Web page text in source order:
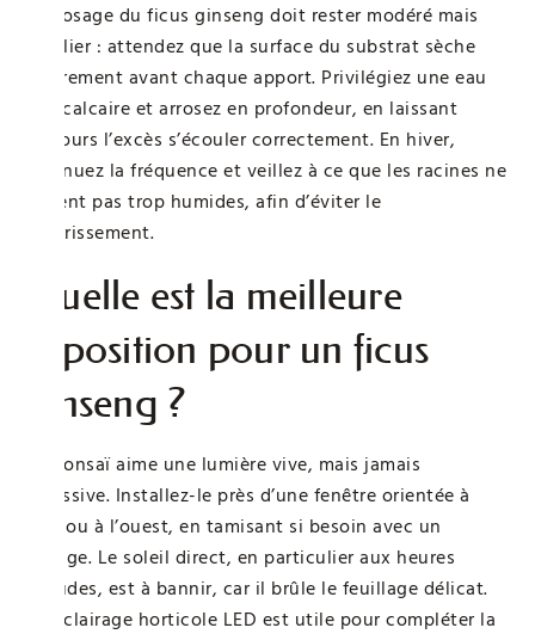
L’arrosage du ficus ginseng doit rester modéré mais
régulier : attendez que la surface du substrat sèche
légèrement avant chaque apport. Privilégiez une eau
peu calcaire et arrosez en profondeur, en laissant
toujours l’excès s’écouler correctement. En hiver,
diminuez la fréquence et veillez à ce que les racines ne
restent pas trop humides, afin d’éviter le
pourrissement.
Quelle est la meilleure
exposition pour un ficus
ginseng ?
Ce bonsaï aime une lumière vive, mais jamais
agressive. Installez-le près d’une fenêtre orientée à
l’est ou à l’ouest, en tamisant si besoin avec un
voilage. Le soleil direct, en particulier aux heures
chaudes, est à bannir, car il brûle le feuillage délicat.
Un éclairage horticole LED est utile pour compléter la